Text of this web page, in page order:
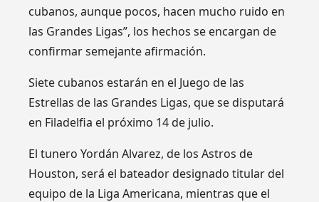
cubanos, aunque pocos, hacen mucho ruido en
las Grandes Ligas”, los hechos se encargan de
confirmar semejante afirmación.
Siete cubanos estarán en el Juego de las
Estrellas de las Grandes Ligas, que se disputará
en Filadelfia el próximo 14 de julio.
El tunero Yordán Alvarez, de los Astros de
Houston, será el bateador designado titular del
equipo de la Liga Americana, mientras que el